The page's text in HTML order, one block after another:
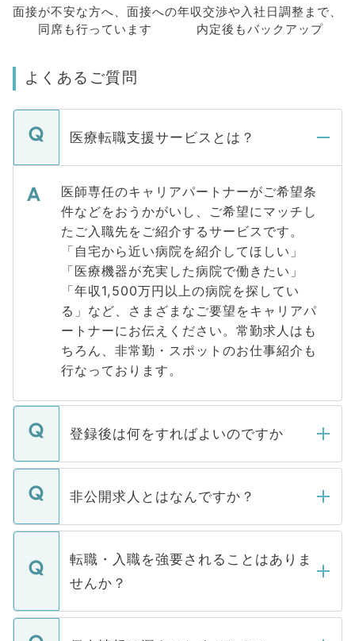
面接が不安な方へ、 面接への
同席も行っています
年収交渉や入社日調整まで、
内定後もバックアップ
よくあるご質問
医療転職支援サービスとは？
医師専任のキャリアパートナーがご希望条
件などをおうかがいし、ご希望にマッチし
たご入職先をご紹介するサービスです。
「自宅から近い病院を紹介してほしい」
「医療機器が充実した病院で働きたい」
「年収1,500万円以上の病院を探してい
る」など、さまざまなご要望をキャリアパ
ートナーにお伝えください。常勤求人はも
ちろん、非常勤・スポットのお仕事紹介も
行なっております。
登録後は何をすればよいのですか
ご登録いただきましたら、弊社担当者がご
登録内容を確認し、その後メールもしくは
ます。通常、5営業日以内にはご連絡をせて
いただきますので、しばらくお待ちくださ
非公開求人とはなんですか？
マイナビDOCTORで取り扱っている求人の
うち約3割は、Webサイトからご覧いただ
けない「非公開求人」です。非公開求人は
下記の理由によって、一般には公開してい
ません。
転職・入職を強要されることはありま
せんか？
転職・入職を強要することは一切ありませ